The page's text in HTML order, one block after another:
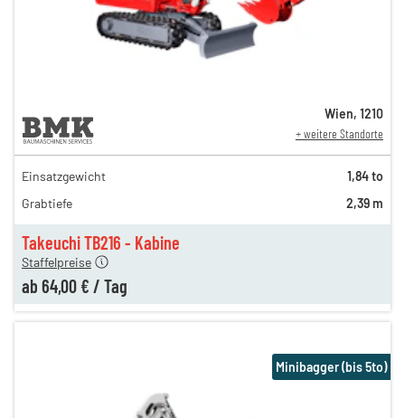
Takeuchi TB216 - Kabine
120,00 €
80,00 €
Staffelpreise
ab 64,00 € / Tag
Wien, 1210
+ weitere Standorte
Einsatzgewicht
1,84 to
Grabtiefe
2,39 m
Minibagger (bis 5to)